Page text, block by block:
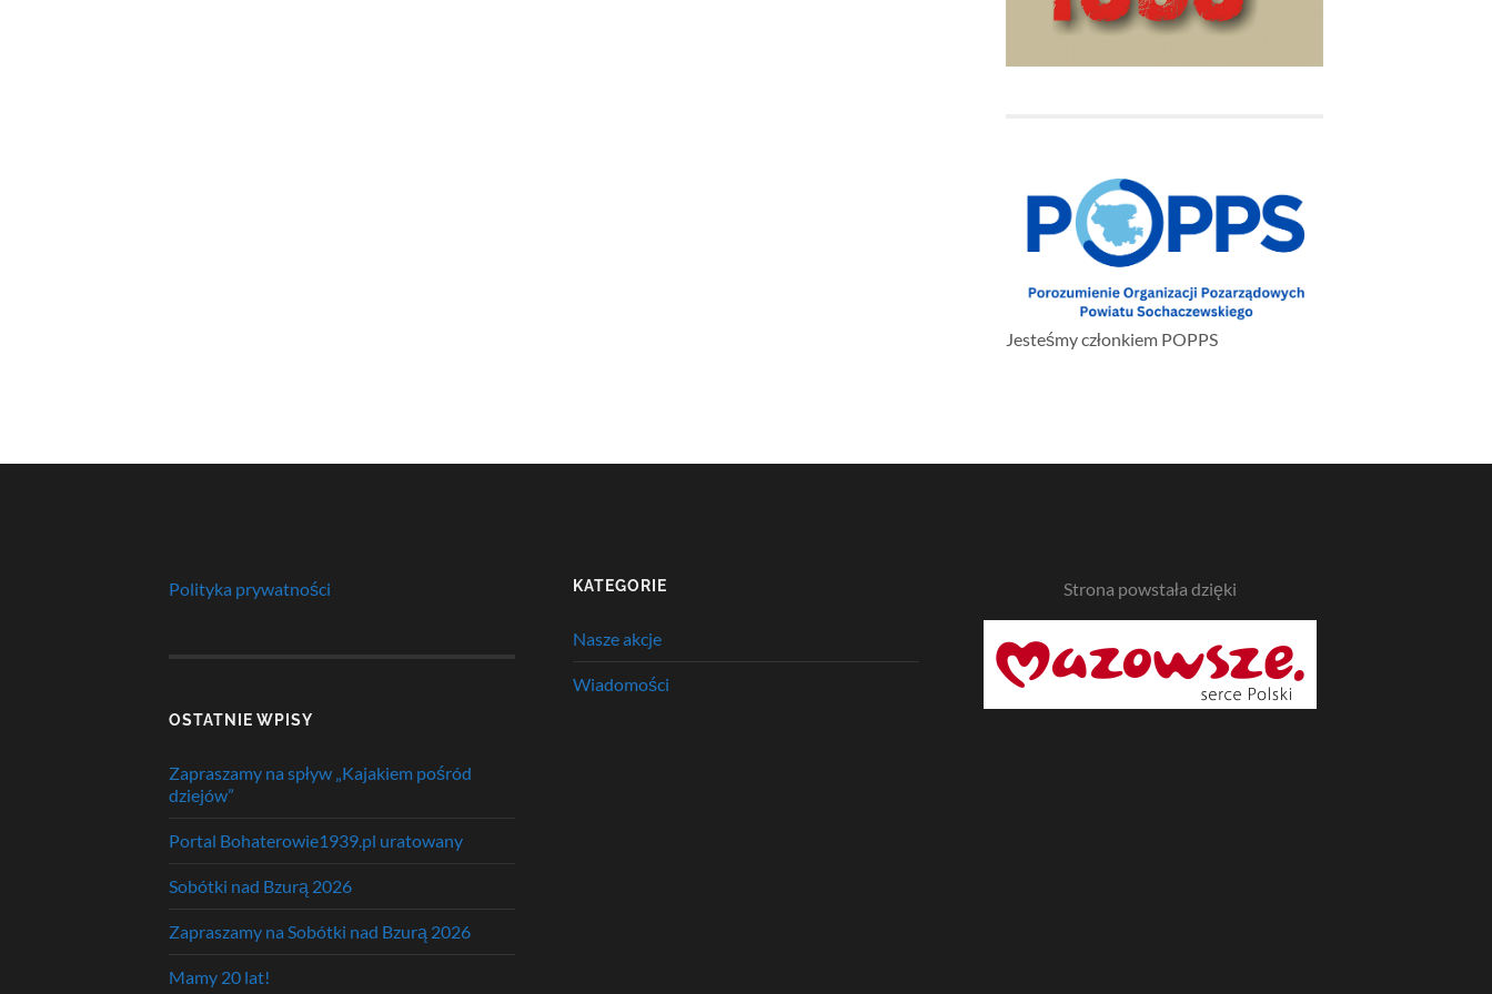
Jesteśmy członkiem POPPS
Polityka prywatności
OSTATNIE WPISY
Zapraszamy na spływ „Kajakiem pośród
dziejów”
Portal Bohaterowie1939.pl uratowany
Sobótki nad Bzurą 2026
Zapraszamy na Sobótki nad Bzurą 2026
Mamy 20 lat!
KATEGORIE
Nasze akcje
Wiadomości
Strona powstała dzięki